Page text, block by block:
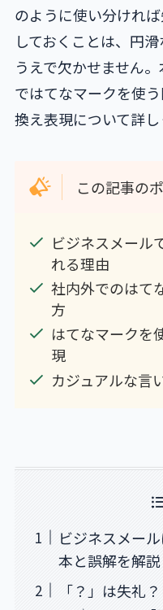
のように使い分けれ
しておくことは、円
うえで欠かせません
ではてなマークを使
換え表現について詳し
この記事の
ビジネスメール
れる理由
社内外でのはて
方
はてなマークを
現
カジュアルな言
ビジネスメー
本と誤解を解説
「？」は失礼